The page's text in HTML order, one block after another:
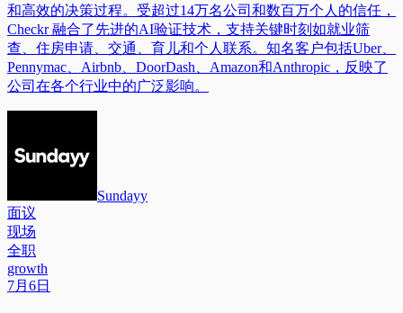
和高效的决策过程。受超过14万名公司和数百万个人的信任，
Checkr 融合了先进的AI验证技术，支持关键时刻如就业筛
查、住房申请、交通、育儿和个人联系。知名客户包括Uber、
Pennymac、Airbnb、DoorDash、Amazon和Anthropic，反映了
公司在各个行业中的广泛影响。
Sundayy
面议
现场
全职
growth
7月6日